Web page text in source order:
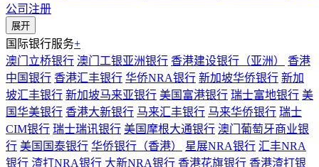
公司注册
展开
国际银行服务+
澳门立桥银行 澳门工银亚洲银行 香港建设银行（亚洲）
香港
中国银行 香港汇丰银行 华侨NRA银行 新加坡华侨银行 新加
坡汇丰银行 新加坡马来亚银行 美国富港银行 瑞士富地银行 美
国华美银行 香港大新银行 马来汇丰银行 马来华侨银行 瑞士
CIM银行 瑞士瑞讯银行 美国摩根大通银行 澳门葡萄牙商业银
行 美国国泰银行 华侨银行（香港） 星展NRA银行 汇丰NRA
银行 渣打NRA银行 大新NRA银行 香港花旗银行 香港渣打银